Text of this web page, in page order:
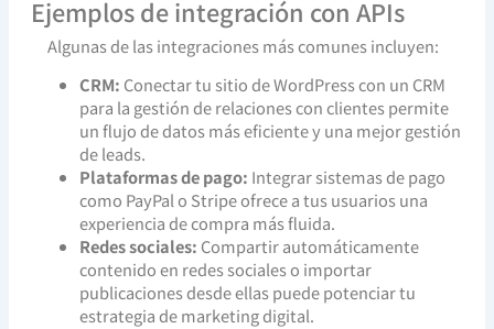
Ejemplos de integración con APIs
Algunas de las integraciones más comunes incluyen:
CRM: Conectar tu sitio de WordPress con un CRM
para la gestión de relaciones con clientes permite
un flujo de datos más eficiente y una mejor gestión
de leads.
Plataformas de pago: Integrar sistemas de pago
como PayPal o Stripe ofrece a tus usuarios una
experiencia de compra más fluida.
Redes sociales: Compartir automáticamente
contenido en redes sociales o importar
publicaciones desde ellas puede potenciar tu
estrategia de marketing digital.